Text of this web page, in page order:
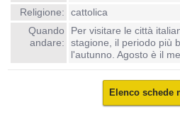
Religione:
cattolica
Quando
andare:
Per visitare le città
stagione, il periodo più
l'autunno. Agosto è il
Elenco schede